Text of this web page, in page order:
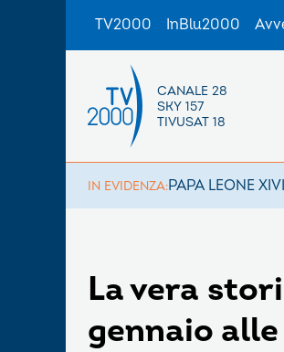
TV2000 InBlu2000
CANALE 28
SKY 157
TIVUSAT 18
IN EVIDENZA:PAPA LEONE XIV
La vera
gennaio